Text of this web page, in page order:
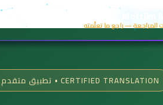
Motrjim
— راجع ما تعلّمته
CERTIFIED TRANSLATION • تطبيق متقدم على وثيقتين